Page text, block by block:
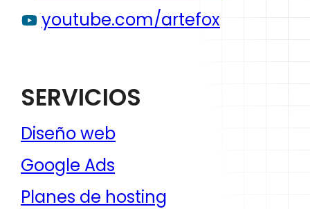
youtube.com/artefox
SERVICIOS
Diseño web
Google Ads
Planes de hosting